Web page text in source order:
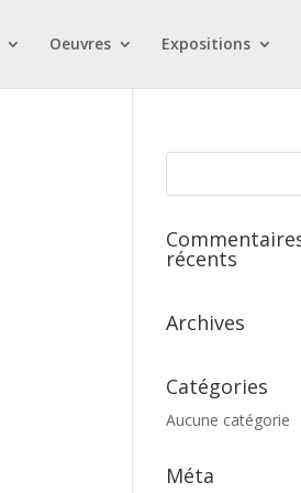
Oeuvres Expositions
récents
Archives
Catégories
Aucune catégorie
Méta